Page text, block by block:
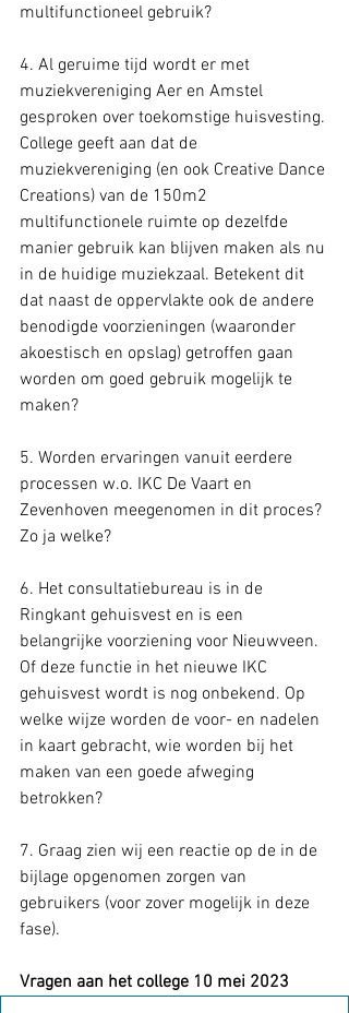
multifunctioneel gebruik?
4. Al geruime tijd wordt er met
muziekvereniging Aer en Amstel
gesproken over toekomstige huisvesting.
College geeft aan dat de
muziekvereniging (en ook Creative Dance
Creations) van de 150m2
multifunctionele ruimte op dezelfde
manier gebruik kan blijven maken als nu
in de huidige muziekzaal. Betekent dit
dat naast de oppervlakte ook de andere
benodigde voorzieningen (waaronder
akoestisch en opslag) getroffen gaan
worden om goed gebruik mogelijk te
maken?
5. Worden ervaringen vanuit eerdere
processen w.o. IKC De Vaart en
Zevenhoven meegenomen in dit proces?
Zo ja welke?
6. Het consultatiebureau is in de
Ringkant gehuisvest en is een
belangrijke voorziening voor Nieuwveen.
Of deze functie in het nieuwe IKC
gehuisvest wordt is nog onbekend. Op
welke wijze worden de voor- en nadelen
in kaart gebracht, wie worden bij het
maken van een goede afweging
betrokken?
7. Graag zien wij een reactie op de in de
bijlage opgenomen zorgen van
gebruikers (voor zover mogelijk in deze
fase).
Vragen aan het college 10 mei 2023